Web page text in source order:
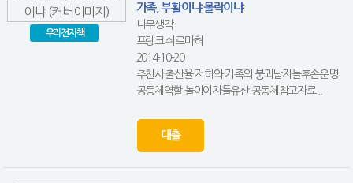
우리전자책
가족, 부활이냐 몰락이냐
나무생각
프랑크 쉬르마허
2014-10-20
추천사·출산율 저하와 가족의 붕괴남자들후손운명
공동체역할 놀이여자들유산 공동체참고자료...
대출